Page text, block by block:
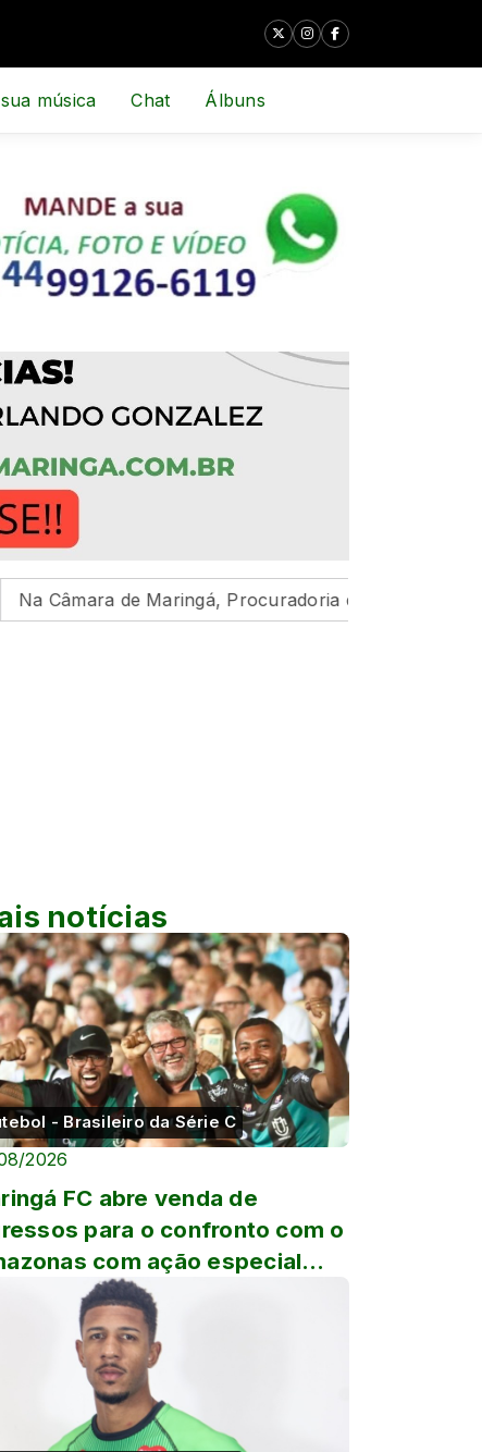
música Chat Álbuns
Maringá, Procuradoria da Mulher reafirma
notícias
- Brasileiro da Série C
2026
FC abre venda de
para o confronto com o
com ação especial
o Dia dos Pais